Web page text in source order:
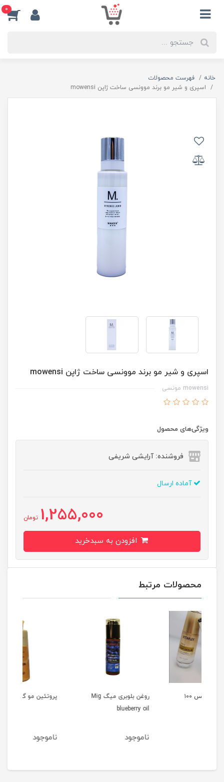
0
خانه
فهرست محصولات
اسپری و شیر مو برند موونسی ساخت ژاپن mowensi
اسپری و شیر مو برند موونسی ساخت ژاپن mowensi
mowensi مونسی
ویژگی‌های محصول
فروشنده: آرایشی شریفی
آماده ارسال
1,255,000 تومان
محصولات مرتبط
روغن بلوبری میگ Mig
پروتئین مو گلد اس پی Sp